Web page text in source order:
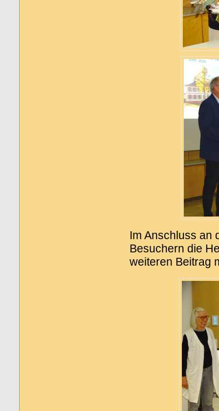
Im Anschluss an
Besuchern die
weiteren Beitrag